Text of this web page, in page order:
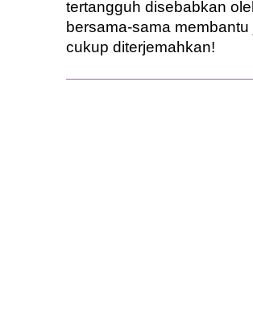
tertangguh disebabkan
bersama-sama
cukup diterjemahkan!